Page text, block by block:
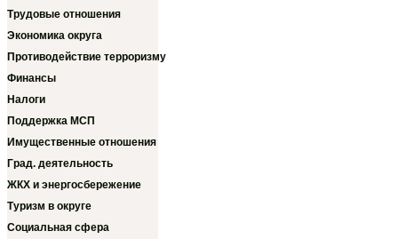
Трудовые отношения
Экономика округа
Противодействие терроризму
Финансы
Налоги
Поддержка МСП
Имущественные отношения
Град. деятельность
ЖКХ и энергосбережение
Туризм в округе
Социальная сфера